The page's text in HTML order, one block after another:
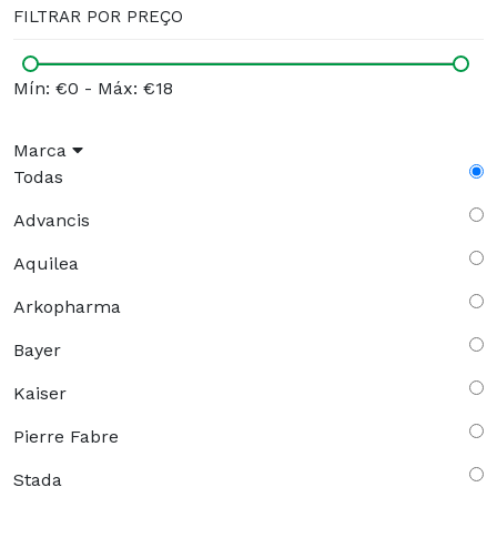
FILTRAR POR PREÇO
Mín: €0 - Máx: €18
Marca
Todas
Advancis
Aquilea
Arkopharma
Bayer
Kaiser
Pierre Fabre
Stada